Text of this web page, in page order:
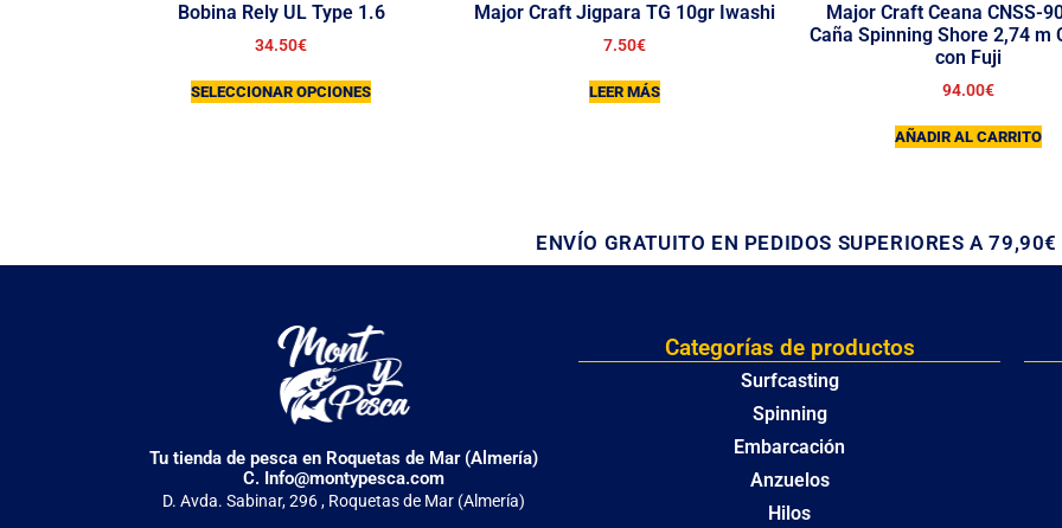
Bobina Rely UL Type 1.6
34.50€
SELECCIONAR OPCIONES
Major Craft Jigpara TG 10gr Iwashi
7.50€
LEER MÁS
Major Craft Ceana CNSS-
Caña Spinning Shore 2,74 m
con Fuji
94.00€
AÑADIR AL CARRITO
ENVÍO GRATUITO EN PEDIDOS SUPERIORES A 79,90€
Tu tienda de pesca en Roquetas de Mar (Almería)
C. Info@montypesca.com
D. Avda. Sabinar, 296 , Roquetas de Mar (Almería)
Categorías de productos
Surfcasting
Spinning
Embarcación
Anzuelos
Hilos